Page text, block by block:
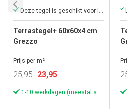
Deze tegel is geschikt voor iedere tuin!
Terrastegel+ 60x60x4 cm
Grezzo
Prijs per m²
25,95 Speciale
23,95